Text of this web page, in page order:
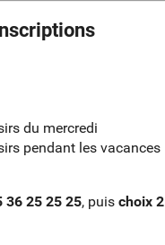
du mercredi
pendant les vacances
36 25 25 25, puischoix 2